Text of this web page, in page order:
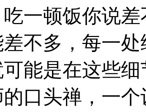
一顿饭你说
差不多，每一
能是在这些
口头禅，一